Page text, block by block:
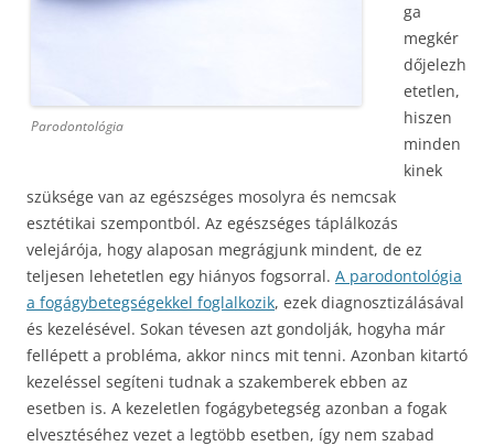
Parodontológia
ga
megkér
dőjelezh
etetlen,
hiszen
minden
kinek
szüksége van az egészséges mosolyra és nemcsak
esztétikai szempontból. Az egészséges táplálkozás
velejárója, hogy alaposan megrágjunk mindent, de ez
teljesen lehetetlen egy hiányos fogsorral. A parodontológia
a fogágybetegségekkel foglalkozik, ezek diagnosztizálásával
és kezelésével. Sokan tévesen azt gondolják, hogyha már
fellépett a probléma, akkor nincs mit tenni. Azonban kitartó
kezeléssel segíteni tudnak a szakemberek ebben az
esetben is. A kezeletlen fogágybetegség azonban a fogak
elvesztéséhez vezet a legtöbb esetben, így nem szabad